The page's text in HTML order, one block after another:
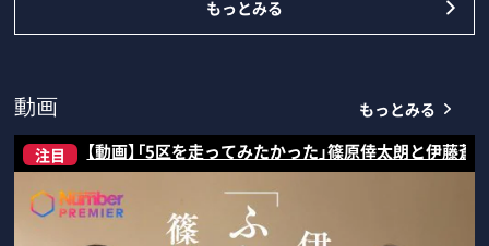
もっとみる
動画 もっとみる
注目 【動画】「5区を走ってみたかった」篠原倖太朗と伊藤